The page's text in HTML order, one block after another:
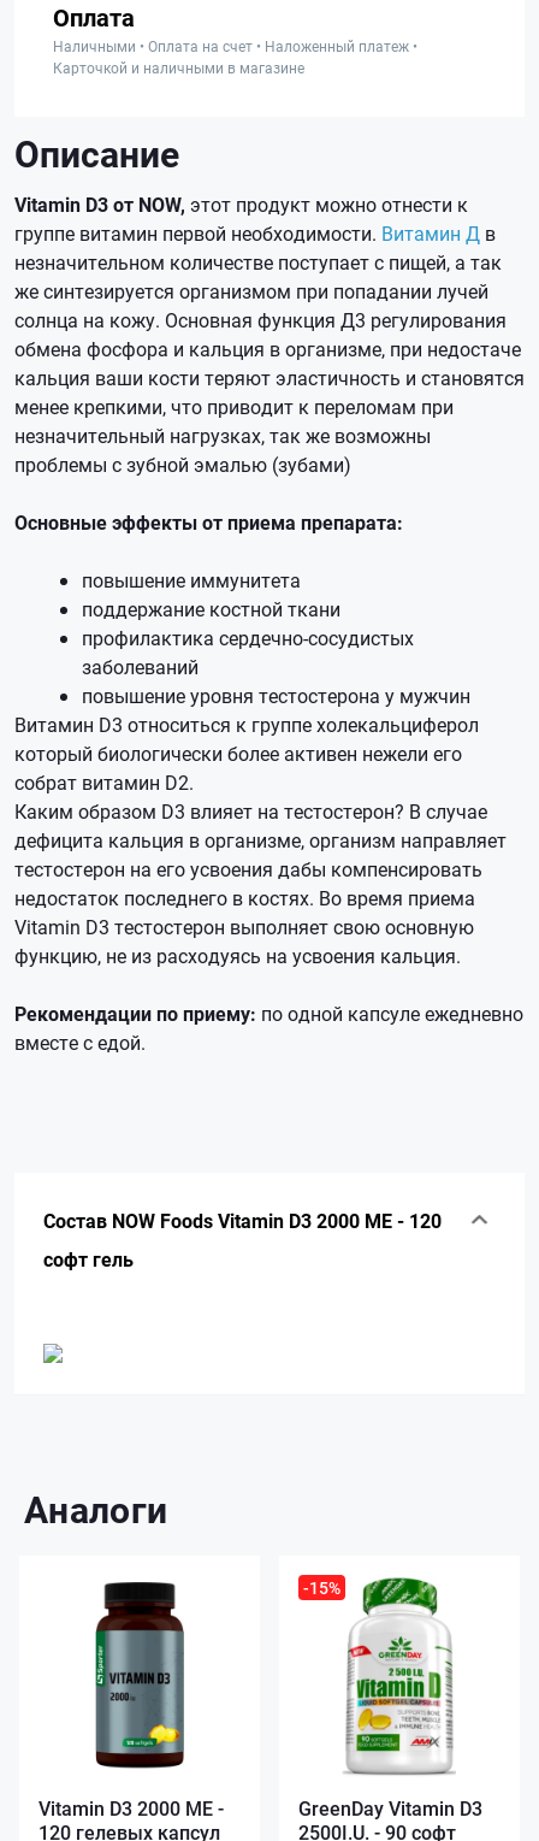
Оплата
Наличными • Оплата на счет • Наложенный платеж •
Карточкой и наличными в магазине
Описание
Vitamin D3 от NOW, этот продукт можно отнести к
группе витамин первой необходимости. Витамин Д в
незначительном количестве поступает с пищей, а так
же синтезируется организмом при попадании лучей
солнца на кожу. Основная функция Д3 регулирования
обмена фосфора и кальция в организме, при недостаче
кальция ваши кости теряют эластичность и становятся
менее крепкими, что приводит к переломам при
незначительный нагрузках, так же возможны
проблемы с зубной эмалью (зубами)
Основные эффекты от приема препарата:
повышение иммунитета
поддержание костной ткани
профилактика сердечно-сосудистых
заболеваний
повышение уровня тестостерона у мужчин
Витамин D3 относиться к группе холекальциферол
который биологически более активен нежели его
собрат витамин D2.
Каким образом D3 влияет на тестостерон? В случае
дефицита кальция в организме, организм направляет
тестостерон на его усвоения дабы компенсировать
недостаток последнего в костях. Во время приема
Vitamin D3 тестостерон выполняет свою основную
функцию, не из расходуясь на усвоения кальция.
Рекомендации по приему: по одной капсуле ежедневно
вместе с едой.
Состав NOW Foods Vitamin D3 2000 ME - 120
софт гель
Аналоги
Vitamin D3 2000 ME -
120 гелевых капсул
-15%
GreenDay Vitamin D3
2500I.U. - 90 софт